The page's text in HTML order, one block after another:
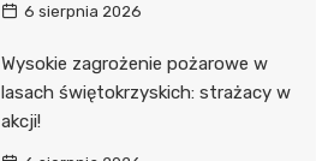
6 sierpnia 2026
Wysokie zagrożenie pożarowe w
lasach świętokrzyskich: strażacy w
akcji!